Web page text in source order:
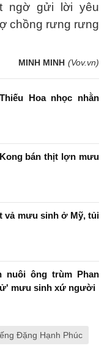
ngờ gửi lời yêu
chồng rưng rưng
MINH MINH (Vov.vn)
Hoa nhọc nhằn
bán thịt lợn mưu
vả mưu sinh ở Mỹ, tủi
nuôi ông trùm Phan
mưu sinh xứ người
Đặng Hạnh Phúc